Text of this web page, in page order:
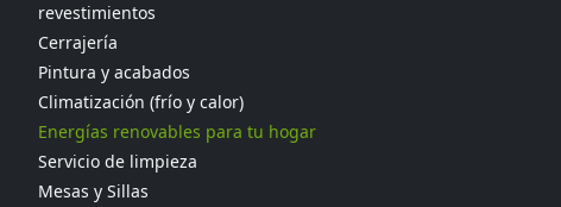
revestimientos
Cerrajería
Pintura y acabados
Climatización (frío y calor)
Energías renovables para tu hogar
Servicio de limpieza
Mesas y Sillas